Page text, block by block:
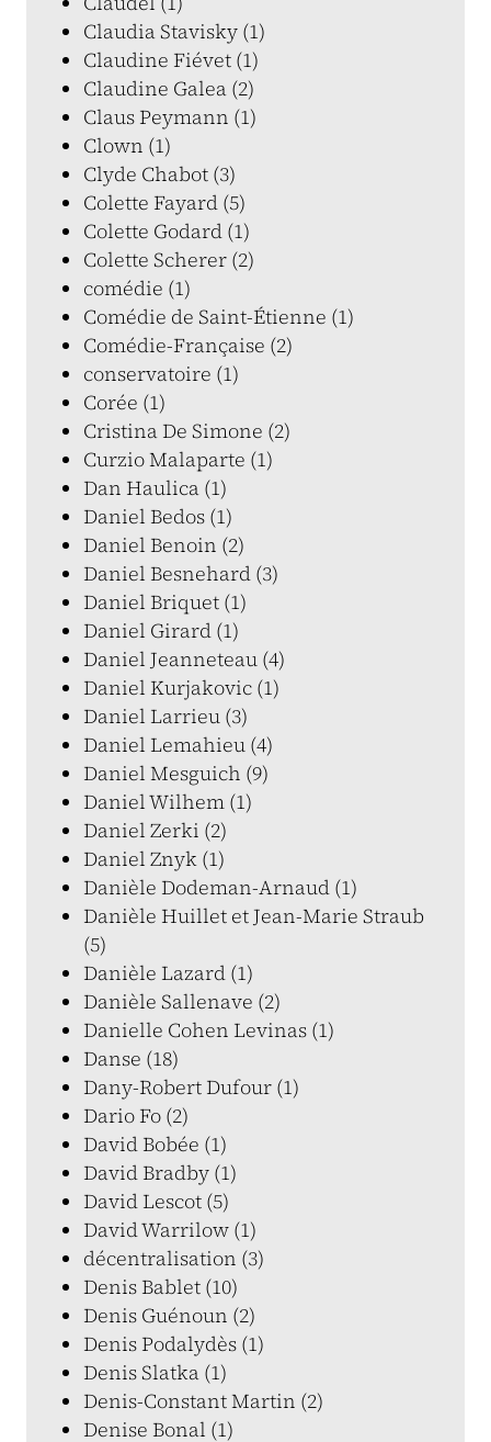
Claudia Stavisky (1)
Claudine Fiévet (1)
Claudine Galea (2)
Claus Peymann (1)
Clown (1)
Clyde Chabot (3)
Colette Fayard (5)
Colette Godard (1)
Colette Scherer (2)
comédie (1)
Comédie de Saint-Étienne (1)
Comédie-Française (2)
conservatoire (1)
Corée (1)
Cristina De Simone (2)
Curzio Malaparte (1)
Dan Haulica (1)
Daniel Bedos (1)
Daniel Benoin (2)
Daniel Besnehard (3)
Daniel Briquet (1)
Daniel Girard (1)
Daniel Jeanneteau (4)
Daniel Kurjakovic (1)
Daniel Larrieu (3)
Daniel Lemahieu (4)
Daniel Mesguich (9)
Daniel Wilhem (1)
Daniel Zerki (2)
Daniel Znyk (1)
Danièle Dodeman-Arnaud (1)
Danièle Huillet et Jean-Marie Straub
(5)
Danièle Lazard (1)
Danièle Sallenave (2)
Danielle Cohen Levinas (1)
Danse (18)
Dany-Robert Dufour (1)
Dario Fo (2)
David Bobée (1)
David Bradby (1)
David Lescot (5)
David Warrilow (1)
décentralisation (3)
Denis Bablet (10)
Denis Guénoun (2)
Denis Podalydès (1)
Denis Slatka (1)
Denis-Constant Martin (2)
Denise Bonal (1)